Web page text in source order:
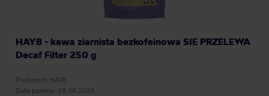
HAYB - kawa ziarnista bezkofeinowa SIE PRZELEWA
Decaf Filter 250 g
Producent: HAYB
Data palenia: 29.06.2026